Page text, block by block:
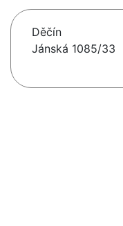
Děčín
Jánská 1085/33